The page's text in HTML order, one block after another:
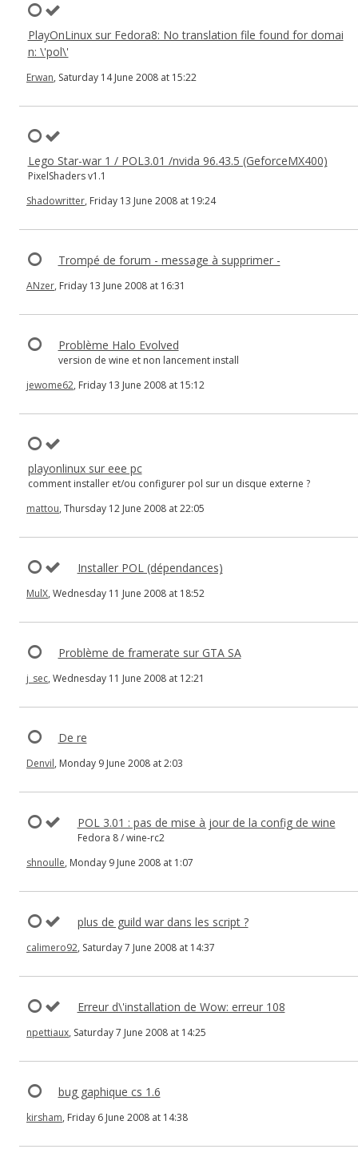
PlayOnLinux sur Fedora8: No translation file found for domai
n: \'pol\'
Erwan, Saturday 14 June 2008 at 15:22
Lego Star-war 1 / POL3.01 /nvida 96.43.5 (GeforceMX400)
PixelShaders v1.1
Shadowritter, Friday 13 June 2008 at 19:24
Trompé de forum - message à supprimer -
ANzer, Friday 13 June 2008 at 16:31
Problème Halo Evolved
version de wine et non lancement install
jewome62, Friday 13 June 2008 at 15:12
playonlinux sur eee pc
comment installer et/ou configurer pol sur un disque externe ?
mattou, Thursday 12 June 2008 at 22:05
Installer POL (dépendances)
MulX, Wednesday 11 June 2008 at 18:52
Problème de framerate sur GTA SA
j_sec, Wednesday 11 June 2008 at 12:21
De re
Denvil, Monday 9 June 2008 at 2:03
POL 3.01 : pas de mise à jour de la config de wine
Fedora 8 / wine-rc2
shnoulle, Monday 9 June 2008 at 1:07
plus de guild war dans les script ?
calimero92, Saturday 7 June 2008 at 14:37
Erreur d\'installation de Wow: erreur 108
npettiaux, Saturday 7 June 2008 at 14:25
bug gaphique cs 1.6
kirsham, Friday 6 June 2008 at 14:38